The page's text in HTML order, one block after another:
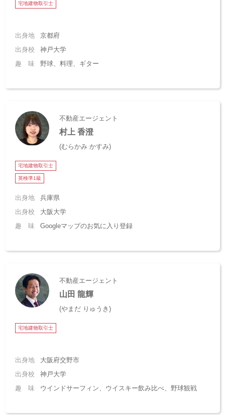
宅地建物取引士
出身地
京都府
出身校
神戸大学
趣 味
野球、料理、ギター
不動産エージェント
村上 香澄
(むらかみ かすみ)
宅地建物取引士
英検準1級
出身地
兵庫県
出身校
大阪大学
趣 味
Googleマップのお気に入り登録
不動産エージェント
山田 龍輝
(やまだ りゅうき)
宅地建物取引士
出身地
大阪府交野市
出身校
神戸大学
趣 味
ウインドサーフィン、ウイスキー飲み比べ、野球観戦